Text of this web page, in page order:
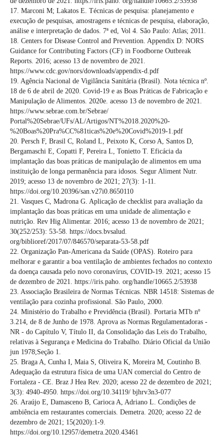
17. Marconi M; Lakatos E. Técnicas de pesquisa: planejamento e
execução de pesquisas, amostragens e técnicas de pesquisa, elaboração,
análise e interpretação de dados. 7ª ed, Vol 4. São Paulo: Atlas; 2011.
18. Centers for Disease Control and Prevention. Appendix D: NORS
Guidance for Contributing Factors (CF) in Foodborne Outbreak
Reports. 2016; acesso 13 de novembro de 2021.
https://www.cdc.gov/nors/downloads/appendix-d.pdf
19. Agência Nacional de Vigilância Sanitária (Brasil). Nota técnica nº.
18 de 6 de abril de 2020. Covid-19 e as Boas Práticas de Fabricação e
Manipulação de Alimentos. 2020e. acesso 13 de novembro de 2021.
https://www.sebrae.com.br/Sebrae/
Portal%20Sebrae/UFs/AL/Artigos/NT%2018.2020%20-
%20Boas%20Pra%CC%81ticas%20e%20Covid%2019-1.pdf
20. Persch F, Brasil C, Roland L, Peixoto K, Corso A, Santos D,
Bergamaschi E, Copatti F, Pereira L, Tonietto T. Eficácia da
implantação das boas práticas de manipulação de alimentos em uma
instituição de longa permanência para idosos. Segur Aliment Nutr.
2019; acesso 13 de novembro de 2021; 27(3): 1-11.
https://doi.org/10.20396/san.v27i0.8650110
21. Vasques C, Madrona G. Aplicação de checklist para avaliação da
implantação das boas práticas em uma unidade de alimentação e
nutrição. Rev Hig Alimentar. 2016; acesso 13 de novembro de 2021;
30(252/253): 53-58. https://docs.bvsalud.
org/biblioref/2017/07/846570/separata-53-58.pdf
22. Organização Pan-Americana da Saúde (OPAS). Roteiro para
melhorar e garantir a boa ventilação de ambientes fechados no contexto
da doença causada pelo novo coronavírus, COVID-19. 2021; acesso 15
de dezembro de 2021. https://iris.paho. org/handle/10665.2/53938
23. Associação Brasileira de Normas Técnicas. NBR 14518: Sistemas de
ventilação para cozinha profissional. São Paulo, 2000.
24. Ministério do Trabalho e Previdência (Brasil). Portaria MTb nº
3.214, de 8 de Junho de 1978. Aprova as Normas Regulamentadoras -
NR - do Capítulo V, Título II, da Consolidação das Leis do Trabalho,
relativas à Segurança e Medicina do Trabalho. Diário Oficial da União
jun 1978;Seção 1.
25. Braga A, Cunha I, Maia S, Oliveira K, Moreira M, Coutinho B.
Adequação da estrutura física de uma UAN comercial do Centro de
Fortaleza - CE. Braz J Hea Rev. 2020; acesso 22 de dezembro de 2021;
3(3): 4940-4950. https://doi.org/10.34119/ bjhrv3n3-077
26. Araújo E, Damasceno B, Carioca A, Adriano L. Condições de
ambiência em restaurantes comerciais. Demetra. 2020; acesso 22 de
dezembro de 2021; 15(2020):1-9.
https://doi.org/10.12957/demetra.2020.43461